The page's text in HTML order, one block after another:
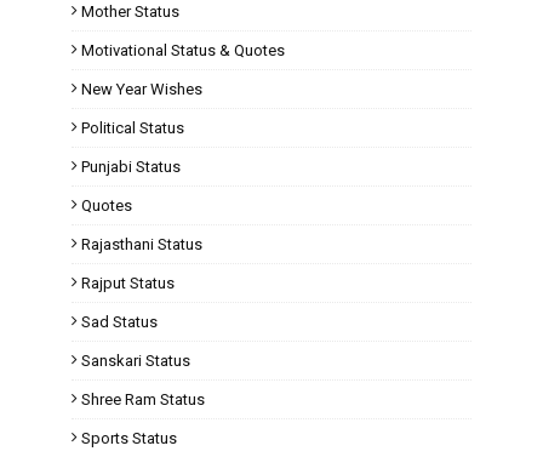
Mother Status
Motivational Status & Quotes
New Year Wishes
Political Status
Punjabi Status
Quotes
Rajasthani Status
Rajput Status
Sad Status
Sanskari Status
Shree Ram Status
Sports Status